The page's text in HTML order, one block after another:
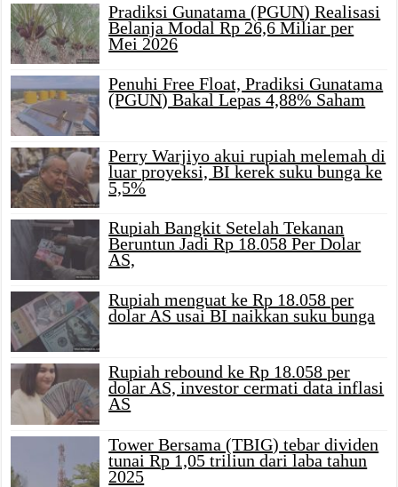
Pradiksi Gunatama (PGUN) Realisasi
Belanja Modal Rp 26,6 Miliar per
Mei 2026
Penuhi Free Float, Pradiksi Gunatama
(PGUN) Bakal Lepas 4,88% Saham
Perry Warjiyo akui rupiah melemah di
luar proyeksi, BI kerek suku bunga ke
5,5%
Rupiah Bangkit Setelah Tekanan
Beruntun Jadi Rp 18.058 Per Dolar
AS,
Rupiah menguat ke Rp 18.058 per
dolar AS usai BI naikkan suku bunga
Rupiah rebound ke Rp 18.058 per
dolar AS, investor cermati data inflasi
AS
Tower Bersama (TBIG) tebar dividen
tunai Rp 1,05 triliun dari laba tahun
2025